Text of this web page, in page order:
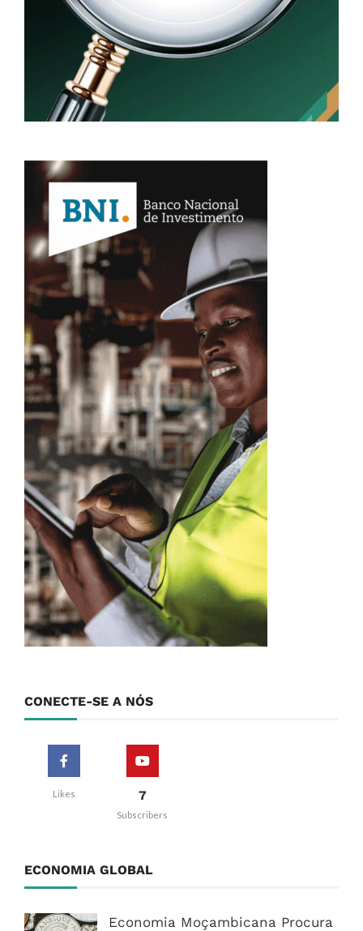
CONECTE-SE A NÓS
Likes 7
Subscribers
ECONOMIA GLOBAL
Economia Moçambicana Procura